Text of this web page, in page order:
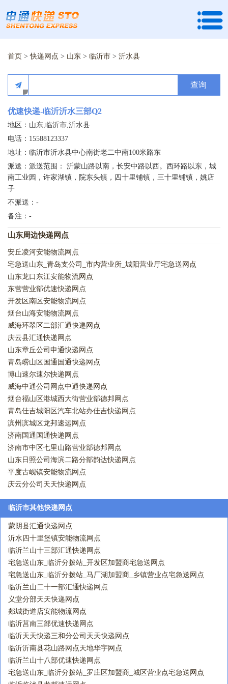
首页 >快递网点 > 山东 > 临沂市 > 沂水县
查询
优速快递-临沂沂水三部Q2
地区：山东,临沂市,沂水县
电话：15588123337
地址：临沂市沂水县中心南街老二中南100米路东
派送：派送范围： 沂蒙山路以南，长安中路以西。西环路以东，城
南工业园，许家湖镇，院东头镇，四十里铺镇，三十里铺镇，姚店
子
不派送：-
备注：-
山东周边快递网点
安丘凌河安能物流网点
宅急送山东_青岛支公司_市内营业所_城阳营业厅宅急送网点
山东龙口东江安能物流网点
东营营业部优速快递网点
开发区南区安能物流网点
烟台山海安能物流网点
威海环翠区二部汇通快递网点
庆云县汇通快递网点
山东章丘公司申通快递网点
青岛崂山区国通国通快递网点
博山速尔速尔快递网点
威海中通公司网点中通快递网点
烟台福山区港城西大街营业部德邦网点
青岛佳吉城阳区汽车北站办佳吉快递网点
滨州滨城区龙邦速运网点
济南国通国通快递网点
济南市中区七里山路营业部德邦网点
山东日照公司海滨二路分部韵达快递网点
平度古岘镇安能物流网点
庆云分公司天天快递网点
临沂市其他快递网点
蒙阴县汇通快递网点
沂水四十里堡镇安能物流网点
临沂兰山十三部汇通快递网点
宅急送山东_临沂分拨站_开发区加盟商宅急送网点
宅急送山东_临沂分拨站_马厂湖加盟商_乡镇营业点宅急送网点
临沂兰山二十一部汇通快递网点
义堂分部天天快递网点
郯城街道店安能物流网点
临沂莒南三部优速快递网点
临沂天天快递三和分公司天天快递网点
临沂沂南县花山路网点天地华宇网点
临沂兰山十八部优速快递网点
宅急送山东_临沂分拨站_罗庄区加盟商_城区营业点宅急送网点